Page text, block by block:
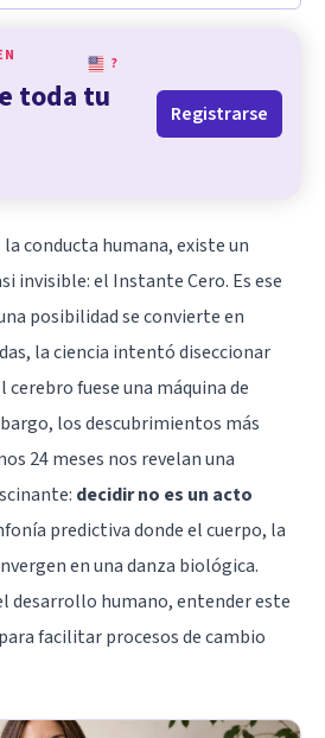
?
toda tu
Registrarse
conducta humana, existe un
invisible: el Instante Cero. Es ese
posibilidad se convierte en
la ciencia intentó diseccionar
fuese una máquina de
los descubrimientos más
24 meses nos revelan una
decidir no es un acto
predictiva donde el cuerpo, la
en una danza biológica.
desarrollo humano, entender este
facilitar procesos de cambio